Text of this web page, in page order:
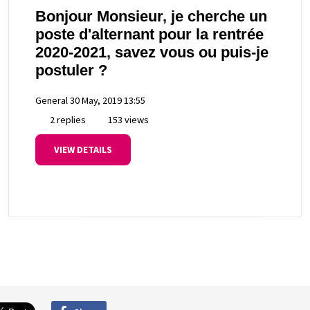
Bonjour Monsieur, je cherche un
poste d'alternant pour la rentrée
2020-2021, savez vous ou puis-je
postuler ?
General30 May, 2019 13:55
2 replies
153 views
VIEW DETAILS